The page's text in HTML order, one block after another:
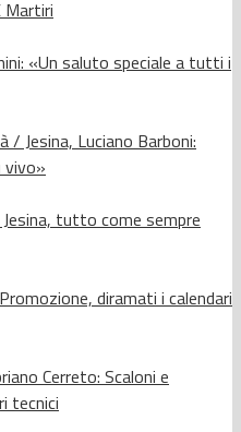
Martiri
«Un saluto speciale a tutti i
/ Jesina, Luciano Barboni:
vivo»
tutto come sempre
diramati i calendari
Cerreto: Scaloni e
tecnici